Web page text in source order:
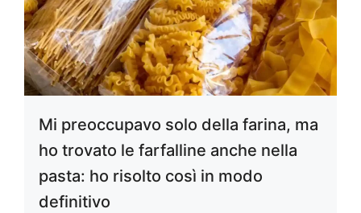
Mi preoccupavo solo della farina, ma
ho trovato le farfalline anche nella
pasta: ho risolto così in modo
definitivo